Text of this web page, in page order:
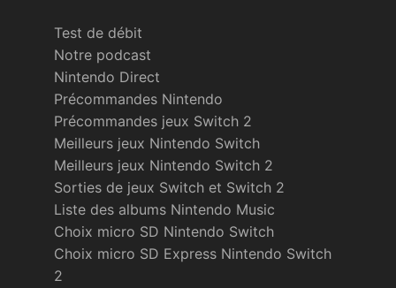
Test de débit
Notre podcast
Nintendo Direct
Précommandes Nintendo
Précommandes jeux Switch 2
Meilleurs jeux Nintendo Switch
Meilleurs jeux Nintendo Switch 2
Sorties de jeux Switch et Switch 2
Liste des albums Nintendo Music
Choix micro SD Nintendo Switch
Choix micro SD Express Nintendo Switch
2